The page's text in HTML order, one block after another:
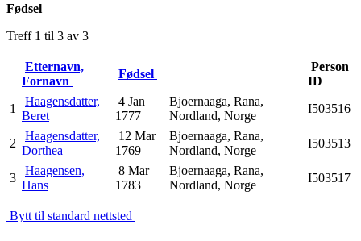
Fødsel
Treff 1 til 3 av 3
Etternavn,
Fornavn
Fødsel
Person
ID
1
Haagensdatter,
Beret
4 Jan
1777
Bjoernaaga, Rana,
Nordland, Norge
I503516
2
Haagensdatter,
Dorthea
12 Mar
1769
Bjoernaaga, Rana,
Nordland, Norge
I503513
3
Haagensen,
Hans
8 Mar
1783
Bjoernaaga, Rana,
Nordland, Norge
I503517
Bytt til standard nettsted